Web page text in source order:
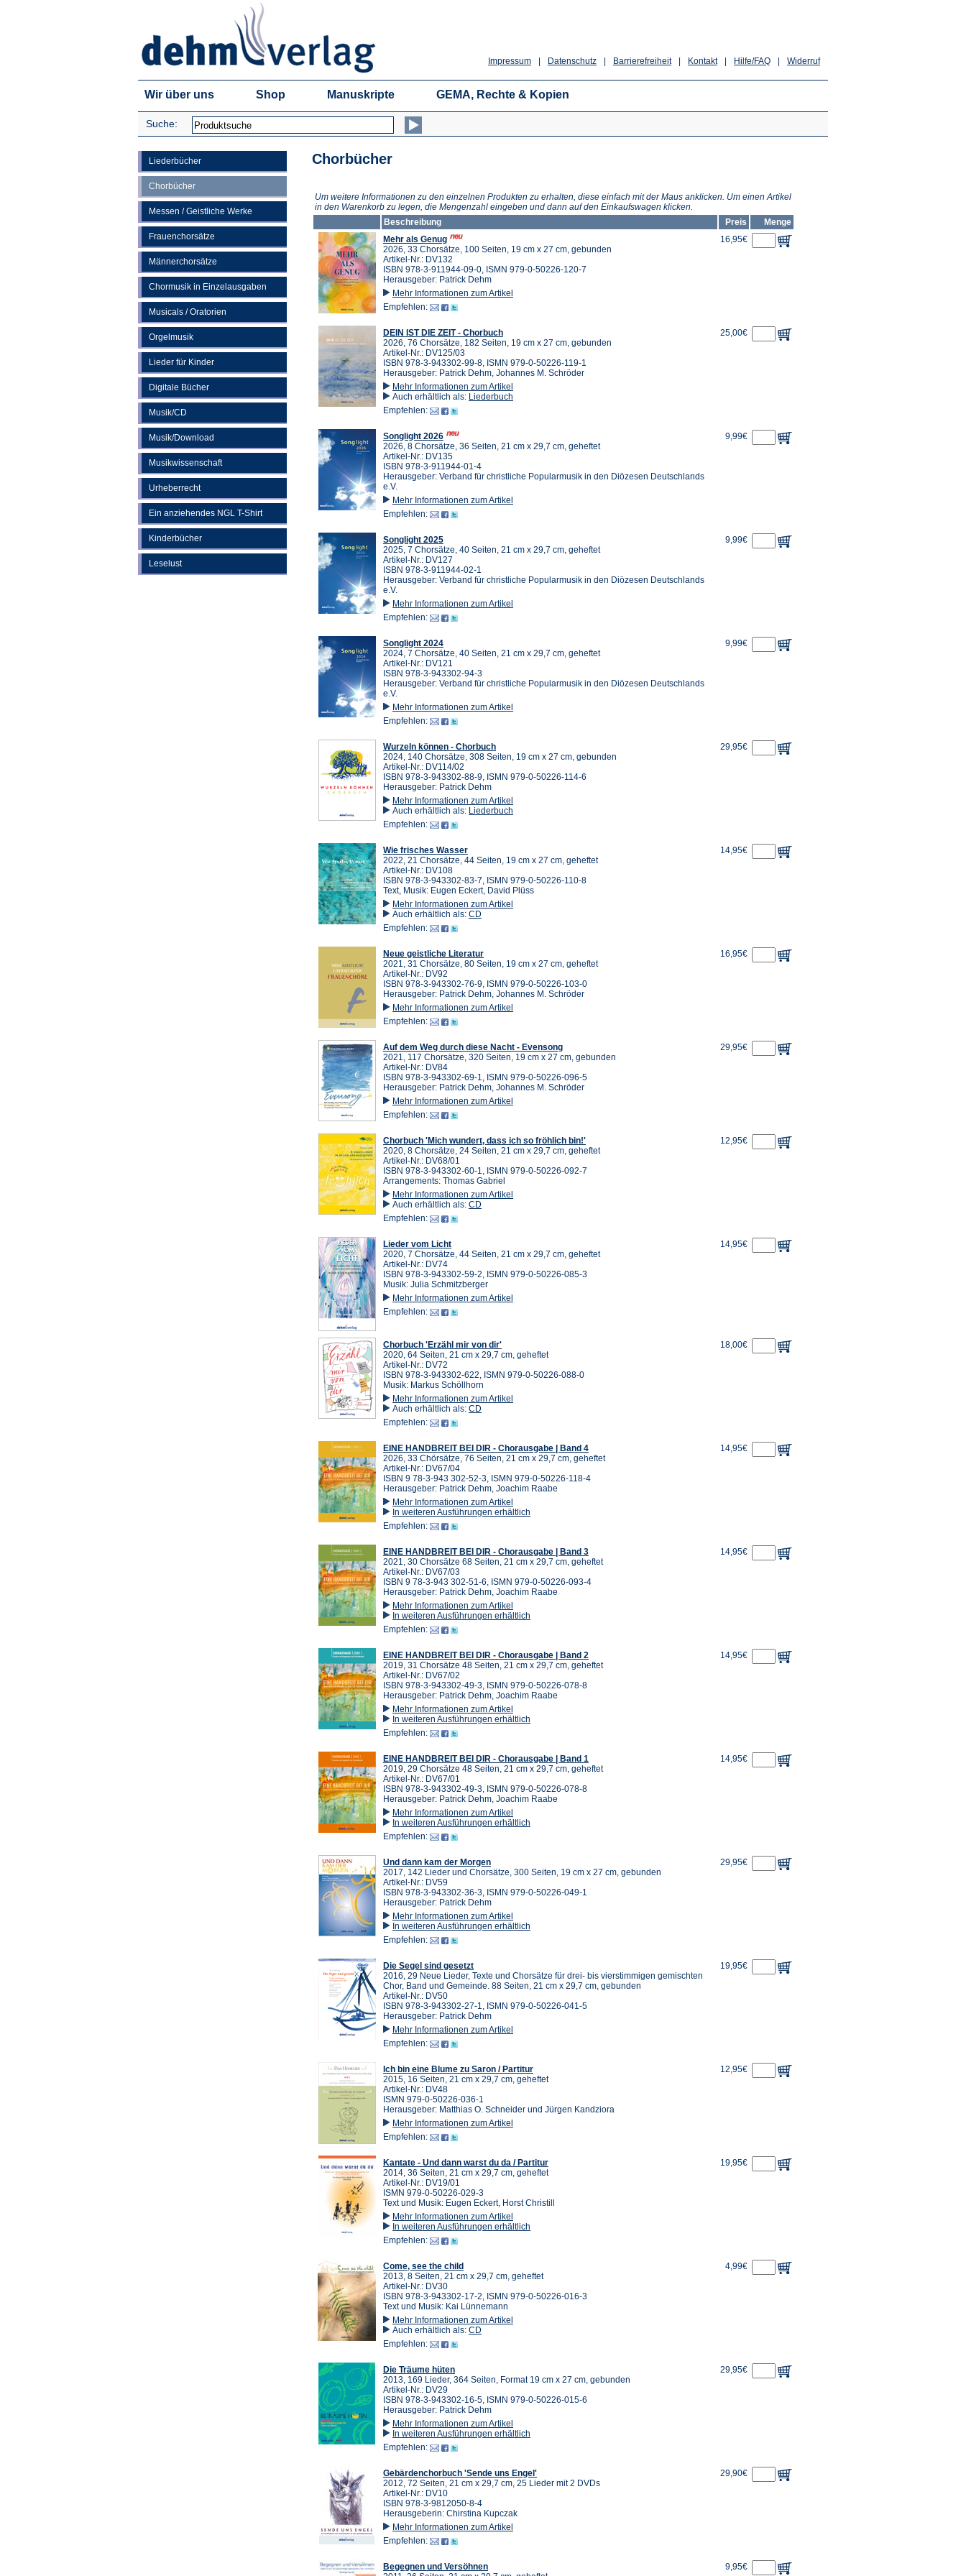
Widerruf
Hilfe/FAQ
Kontakt
Barrierefreiheit
Datenschutz
Impressum
Wir über uns Shop Manuskripte GEMA, Rechte & Kopien
Suche:
Liederbücher
Chorbücher
Messen / Geistliche Werke
Frauenchorsätze
Männerchorsätze
Chormusik in Einzelausgaben
Musicals / Oratorien
Orgelmusik
Lieder für Kinder
Digitale Bücher
Musik/CD
Musik/Download
Musikwissenschaft
Urheberrecht
Ein anziehendes NGL T-Shirt
Kinderbücher
Leselust
Chorbücher
Um weitere Informationen zu den einzelnen Produkten zu erhalten, diese einfach mit der Maus anklicken. Um einen Artikel
in den Warenkorb zu legen, die Mengenzahl eingeben und dann auf den Einkaufswagen klicken.
Beschreibung
Preis
Menge
Mehr als Genug
2026, 33 Chorsätze, 100 Seiten, 19 cm x 27 cm, gebunden
Artikel-Nr.: DV132
ISBN 978-3-911944-09-0, ISMN 979-0-50226-120-7
Herausgeber: Patrick Dehm
Mehr Informationen zum Artikel
Empfehlen:
16,95€
DEIN IST DIE ZEIT - Chorbuch
2026, 76 Chorsätze, 182 Seiten, 19 cm x 27 cm, gebunden
Artikel-Nr.: DV125/03
ISBN 978-3-943302-99-8, ISMN 979-0-50226-119-1
Herausgeber: Patrick Dehm, Johannes M. Schröder
Mehr Informationen zum Artikel
Auch erhältlich als: Liederbuch
Empfehlen:
25,00€
Songlight 2026
2026, 8 Chorsätze, 36 Seiten, 21 cm x 29,7 cm, geheftet
Artikel-Nr.: DV135
ISBN 978-3-911944-01-4
Herausgeber: Verband für christliche Popularmusik in den Diözesen Deutschlands
e.V.
Mehr Informationen zum Artikel
Empfehlen:
9,99€
Songlight 2025
2025, 7 Chorsätze, 40 Seiten, 21 cm x 29,7 cm, geheftet
Artikel-Nr.: DV127
ISBN 978-3-911944-02-1
Herausgeber: Verband für christliche Popularmusik in den Diözesen Deutschlands
e.V.
Mehr Informationen zum Artikel
Empfehlen:
9,99€
Songlight 2024
2024, 7 Chorsätze, 40 Seiten, 21 cm x 29,7 cm, geheftet
Artikel-Nr.: DV121
ISBN 978-3-943302-94-3
Herausgeber: Verband für christliche Popularmusik in den Diözesen Deutschlands
e.V.
Mehr Informationen zum Artikel
Empfehlen:
9,99€
Wurzeln können - Chorbuch
2024, 140 Chorsätze, 308 Seiten, 19 cm x 27 cm, gebunden
Artikel-Nr.: DV114/02
ISBN 978-3-943302-88-9, ISMN 979-0-50226-114-6
Herausgeber: Patrick Dehm
Mehr Informationen zum Artikel
Auch erhältlich als: Liederbuch
Empfehlen:
29,95€
Wie frisches Wasser
2022, 21 Chorsätze, 44 Seiten, 19 cm x 27 cm, geheftet
Artikel-Nr.: DV108
ISBN 978-3-943302-83-7, ISMN 979-0-50226-110-8
Text, Musik: Eugen Eckert, David Plüss
Mehr Informationen zum Artikel
Auch erhältlich als: CD
Empfehlen:
14,95€
Neue geistliche Literatur
2021, 31 Chorsätze, 80 Seiten, 19 cm x 27 cm, geheftet
Artikel-Nr.: DV92
ISBN 978-3-943302-76-9, ISMN 979-0-50226-103-0
Herausgeber: Patrick Dehm, Johannes M. Schröder
Mehr Informationen zum Artikel
Empfehlen:
16,95€
Auf dem Weg durch diese Nacht - Evensong
2021, 117 Chorsätze, 320 Seiten, 19 cm x 27 cm, gebunden
Artikel-Nr.: DV84
ISBN 978-3-943302-69-1, ISMN 979-0-50226-096-5
Herausgeber: Patrick Dehm, Johannes M. Schröder
Mehr Informationen zum Artikel
Empfehlen:
29,95€
Chorbuch 'Mich wundert, dass ich so fröhlich bin!'
2020, 8 Chorsätze, 24 Seiten, 21 cm x 29,7 cm, geheftet
Artikel-Nr.: DV68/01
ISBN 978-3-943302-60-1, ISMN 979-0-50226-092-7
Arrangements: Thomas Gabriel
Mehr Informationen zum Artikel
Auch erhältlich als: CD
Empfehlen:
12,95€
Lieder vom Licht
2020, 7 Chorsätze, 44 Seiten, 21 cm x 29,7 cm, geheftet
Artikel-Nr.: DV74
ISBN 978-3-943302-59-2, ISMN 979-0-50226-085-3
Musik: Julia Schmitzberger
Mehr Informationen zum Artikel
Empfehlen:
14,95€
Chorbuch 'Erzähl mir von dir'
2020, 64 Seiten, 21 cm x 29,7 cm, geheftet
Artikel-Nr.: DV72
ISBN 978-3-943302-622, ISMN 979-0-50226-088-0
Musik: Markus Schöllhorn
Mehr Informationen zum Artikel
Auch erhältlich als: CD
Empfehlen:
18,00€
EINE HANDBREIT BEI DIR - Chorausgabe | Band 4
2026, 33 Chörsätze, 76 Seiten, 21 cm x 29,7 cm, geheftet
Artikel-Nr.: DV67/04
ISBN 9 78-3-943 302-52-3, ISMN 979-0-50226-118-4
Herausgeber: Patrick Dehm, Joachim Raabe
Mehr Informationen zum Artikel
In weiteren Ausführungen erhältlich
Empfehlen:
14,95€
EINE HANDBREIT BEI DIR - Chorausgabe | Band 3
2021, 30 Chorsätze 68 Seiten, 21 cm x 29,7 cm, geheftet
Artikel-Nr.: DV67/03
ISBN 9 78-3-943 302-51-6, ISMN 979-0-50226-093-4
Herausgeber: Patrick Dehm, Joachim Raabe
Mehr Informationen zum Artikel
In weiteren Ausführungen erhältlich
Empfehlen:
14,95€
EINE HANDBREIT BEI DIR - Chorausgabe | Band 2
2019, 31 Chorsätze 48 Seiten, 21 cm x 29,7 cm, geheftet
Artikel-Nr.: DV67/02
ISBN 978-3-943302-49-3, ISMN 979-0-50226-078-8
Herausgeber: Patrick Dehm, Joachim Raabe
Mehr Informationen zum Artikel
In weiteren Ausführungen erhältlich
Empfehlen:
14,95€
EINE HANDBREIT BEI DIR - Chorausgabe | Band 1
2019, 29 Chorsätze 48 Seiten, 21 cm x 29,7 cm, geheftet
Artikel-Nr.: DV67/01
ISBN 978-3-943302-49-3, ISMN 979-0-50226-078-8
Herausgeber: Patrick Dehm, Joachim Raabe
Mehr Informationen zum Artikel
In weiteren Ausführungen erhältlich
Empfehlen:
14,95€
Und dann kam der Morgen
2017, 142 Lieder und Chorsätze, 300 Seiten, 19 cm x 27 cm, gebunden
Artikel-Nr.: DV59
ISBN 978-3-943302-36-3, ISMN 979-0-50226-049-1
Herausgeber: Patrick Dehm
Mehr Informationen zum Artikel
In weiteren Ausführungen erhältlich
Empfehlen:
29,95€
Die Segel sind gesetzt
2016, 29 Neue Lieder, Texte und Chorsätze für drei- bis vierstimmigen gemischten
Chor, Band und Gemeinde. 88 Seiten, 21 cm x 29,7 cm, gebunden
Artikel-Nr.: DV50
ISBN 978-3-943302-27-1, ISMN 979-0-50226-041-5
Herausgeber: Patrick Dehm
Mehr Informationen zum Artikel
Empfehlen:
19,95€
Ich bin eine Blume zu Saron / Partitur
2015, 16 Seiten, 21 cm x 29,7 cm, geheftet
Artikel-Nr.: DV48
ISMN 979-0-50226-036-1
Herausgeber: Matthias O. Schneider und Jürgen Kandziora
Mehr Informationen zum Artikel
Empfehlen:
12,95€
Kantate - Und dann warst du da / Partitur
2014, 36 Seiten, 21 cm x 29,7 cm, geheftet
Artikel-Nr.: DV19/01
ISMN 979-0-50226-029-3
Text und Musik: Eugen Eckert, Horst Christill
Mehr Informationen zum Artikel
In weiteren Ausführungen erhältlich
Empfehlen:
19,95€
Come, see the child
2013, 8 Seiten, 21 cm x 29,7 cm, geheftet
Artikel-Nr.: DV30
ISBN 978-3-943302-17-2, ISMN 979-0-50226-016-3
Text und Musik: Kai Lünnemann
Mehr Informationen zum Artikel
Auch erhältlich als: CD
Empfehlen:
4,99€
Die Träume hüten
2013, 169 Lieder, 364 Seiten, Format 19 cm x 27 cm, gebunden
Artikel-Nr.: DV29
ISBN 978-3-943302-16-5, ISMN 979-0-50226-015-6
Herausgeber: Patrick Dehm
Mehr Informationen zum Artikel
In weiteren Ausführungen erhältlich
Empfehlen:
29,95€
Gebärdenchorbuch 'Sende uns Engel'
2012, 72 Seiten, 21 cm x 29,7 cm, 25 Lieder mit 2 DVDs
Artikel-Nr.: DV10
ISBN 978-3-9812050-8-4
Herausgeberin: Chirstina Kupczak
Mehr Informationen zum Artikel
Empfehlen:
29,90€
Begegnen und Versöhnen
9,95€